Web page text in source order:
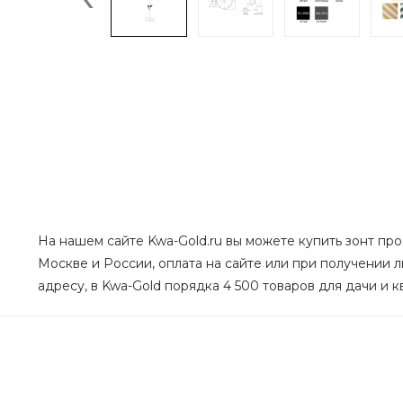
На нашем сайте Kwa-Gold.ru вы можете купить зонт
Москве и России, оплата на сайте или при получении
адресу, в Kwa-Gold порядка 4 500 товаров для дачи и